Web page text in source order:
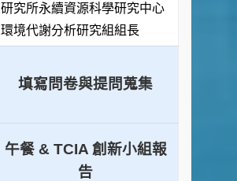
研究所永續資源科學研究中心
環境代謝分析研究組組長
填寫問卷與提問蒐集
午餐 & TCIA 創新小組報
告